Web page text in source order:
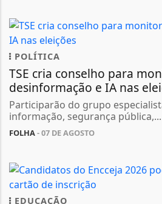
POLÍTICA
TSE cria conselho para
desinformação e IA nas
Participarão do grupo
informação, segurança pública,...
FOLHA- 07 DE AGOSTO
EDUCAÇÃO